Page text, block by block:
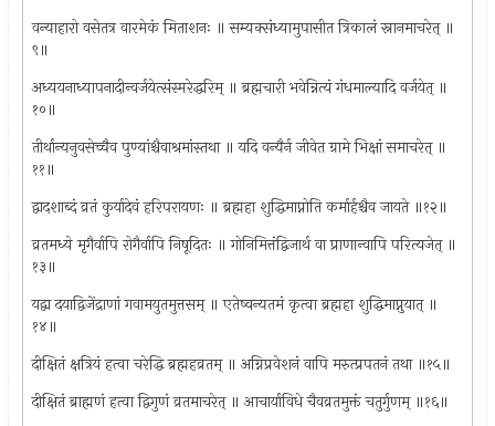
वन्याहारो वसेतत्र वारमेकं मिताशनः ॥ सम्यक्संध्यामुपासीत त्रिकालं स्नानमाचरेत् ॥
९॥
अध्ययनाध्यापनादीन्वर्जयेत्संस्मरेद्धरिम् ॥ ब्रह्मचारी भवेन्नित्यं गंधमाल्यादि वर्जयेत् ॥
१०॥
तीर्थान्यनुवसेच्चैव पुण्यांश्चैवाश्रमांस्तथा ॥ यदि वन्यैर्न जीवेत ग्रामे भिक्षां समाचरेत् ॥
११॥
द्वादशाब्दं व्रतं कुर्यादेवं हरिपरायणः ॥ ब्रह्महा शुद्धिमाप्नोति कर्मार्हश्चैव जायते ॥१२॥
व्रतमध्ये मृगैर्वापि रोगैर्वापि निषूदितः ॥ गोनिमित्तंद्विजार्थ वा प्राणान्वापि परित्यजेत् ॥
१३॥
यद्वा दयाद्विजेंद्राणां गवामयुतमुत्तसम् ॥ एतेष्वन्यतमं कृत्वा ब्रह्महा शुद्धिमाप्नुयात् ॥
१४॥
दीक्षितं क्षत्रियं हत्वा चरेद्धि ब्रह्महव्रतम् ॥ अग्निप्रवेशनं वापि मरुत्प्रपतनं तथा ॥१५॥
दीक्षितं ब्राह्मणं हत्वा द्विगुणं व्रतमाचरेत् ॥ आचार्याविधे चैवव्रतमुक्तं चतुर्गुणम् ॥१६॥